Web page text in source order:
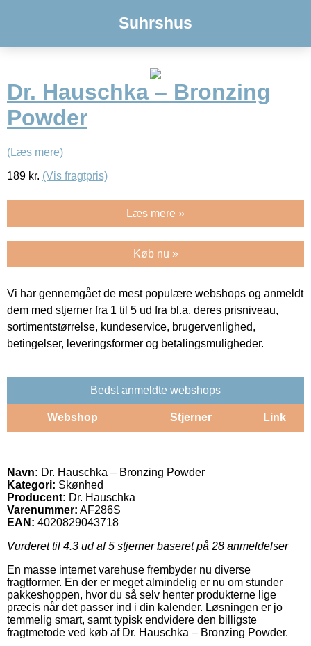
Suhrshus
Dr. Hauschka – Bronzing
Powder
(Læs mere)
189 kr. (Vis fragtpris)
Læs mere »
Køb nu »
Vi har gennemgået de mest populære webshops og anmeldt
dem med stjerner fra 1 til 5 ud fra bl.a. deres prisniveau,
sortimentstørrelse, kundeservice, brugervenlighed,
betingelser, leveringsformer og betalingsmuligheder.
Bedst anmeldte webshops
Webshop Stjerner Link
Navn: Dr. Hauschka – Bronzing Powder
Kategori: Skønhed
Producent: Dr. Hauschka
Varenummer: AF286S
EAN: 4020829043718
Vurderet til 4.3 ud af 5 stjerner baseret på 28 anmeldelser
En masse internet varehuse frembyder nu diverse
fragtformer. En der er meget almindelig er nu om stunder
pakkeshoppen, hvor du så selv henter produkterne lige
præcis når det passer ind i din kalender. Løsningen er jo
temmelig smart, samt typisk endvidere den billigste
fragtmetode ved køb af Dr. Hauschka – Bronzing Powder.